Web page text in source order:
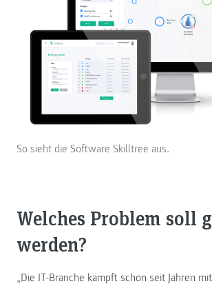
So sieht die Software Skilltree aus.
Welches Problem soll
werden?
„Die IT-Branche kämpft schon seit Jahren